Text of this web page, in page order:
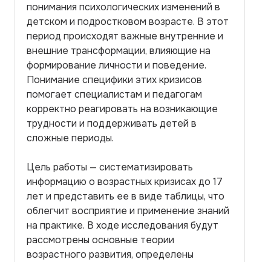
понимания психологических изменений в
детском и подростковом возрасте. В этот
период происходят важные внутренние и
внешние трансформации, влияющие на
формирование личности и поведение.
Понимание специфики этих кризисов
помогает специалистам и педагогам
корректно реагировать на возникающие
трудности и поддерживать детей в
сложные периоды.
Цель работы — систематизировать
информацию о возрастных кризисах до 17
лет и представить ее в виде таблицы, что
облегчит восприятие и применение знаний
на практике. В ходе исследования будут
рассмотрены основные теории
возрастного развития, определены